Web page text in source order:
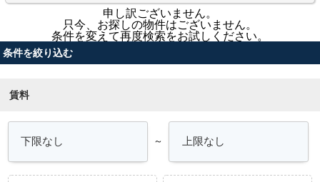
申し訳ございません。
只今、お探しの物件はございません。
条件を変えて再度検索をお試しください。
条件を絞り込む
賃料
～